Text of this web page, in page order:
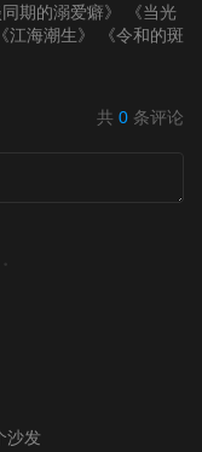
同期的溺爱癖》
《当光
《江海潮生》
《令和的斑
共 0 条评论
沙发